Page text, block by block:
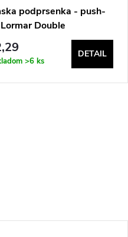
podprsenka - push-
Double
>6 ks
DETAIL